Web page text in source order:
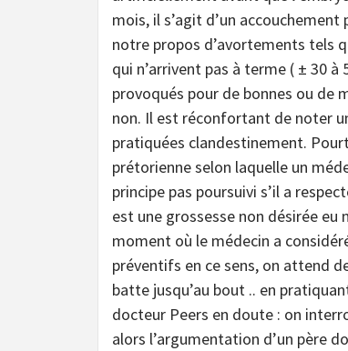
mois, il s’agit d’un
notre propos d’avortements tels
qui n’arrivent pas à terme ( ± 30
provoqués pour de bonnes ou de
non. Il est réconfortant de noter
pratiquées clandestinement.
prétorienne selon laquelle un
principe pas poursuivi s’il a
est une grossesse non désirée
moment où le médecin a
préventifs en ce sens, on attend
batte jusqu’au bout .. en
docteur Peers en doute : on
alors l’argumentation d’un père